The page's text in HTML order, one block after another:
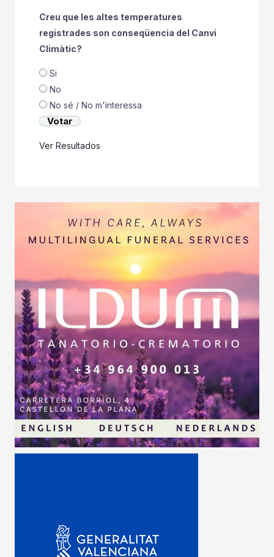
Creu que les altes temperatures
registrades son conseqüencia del Canvi
Climàtic?
Si
No
No sé / No m'ìnteressa
Ver Resultados